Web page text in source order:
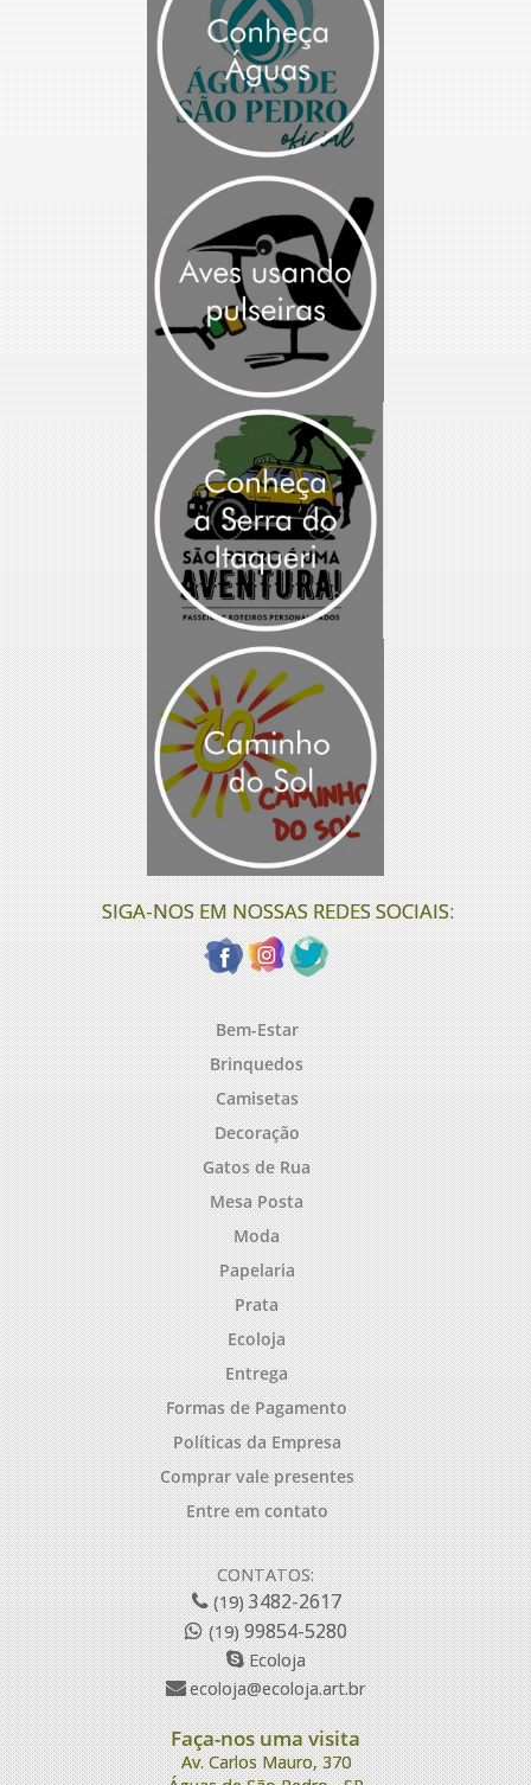
SIGA-NOS EM NOSSAS REDES SOCIAIS:
Bem-Estar
Brinquedos
Camisetas
Decoração
Gatos de Rua
Mesa Posta
Moda
Papelaria
Prata
Ecoloja
Entrega
Formas de Pagamento
Políticas da Empresa
Comprar vale presentes
Entre em contato
CONTATOS:
(19)3482-2617
(19)99854-5280
Ecoloja
ecoloja@ecoloja.art.br
Faça-nos uma visita
Av. Carlos Mauro, 370